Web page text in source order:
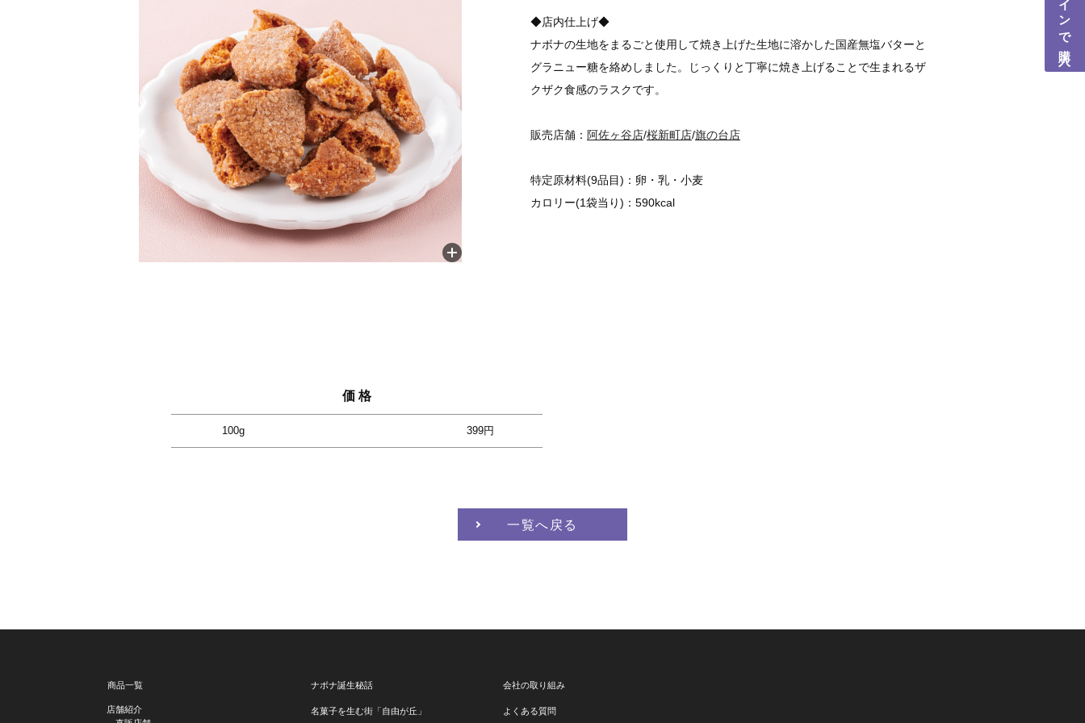
◆店内仕上げ◆
ナボナの生地をまるごと使用して焼き上げた生地に溶かした国産無塩バターと
グラニュー糖を絡めしました。じっくりと丁寧に焼き上げることで生まれるザ
クザク食感のラスクです。
販売店舗： 阿佐ヶ谷店/桜新町店/旗の台店
特定原材料(9品目)：卵・乳・小麦
カロリー(1袋当り)：590kcal
価 格
100g 399円
一覧へ戻る
商品一覧
店舗紹介
ナボナ誕生秘話
名菓子を生む街「自由が丘」
会社の取り組み
よくある質問